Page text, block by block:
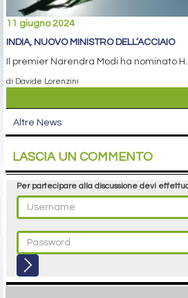
11 giugno 2024
INDIA, NUOVO MINISTRO DELL’ACCIAIO
Il premier Narendra Modi ha nominato
di Davide Lorenzini
Altre News
LASCIA UN COMMENTO
Per partecipare alla discussione devi